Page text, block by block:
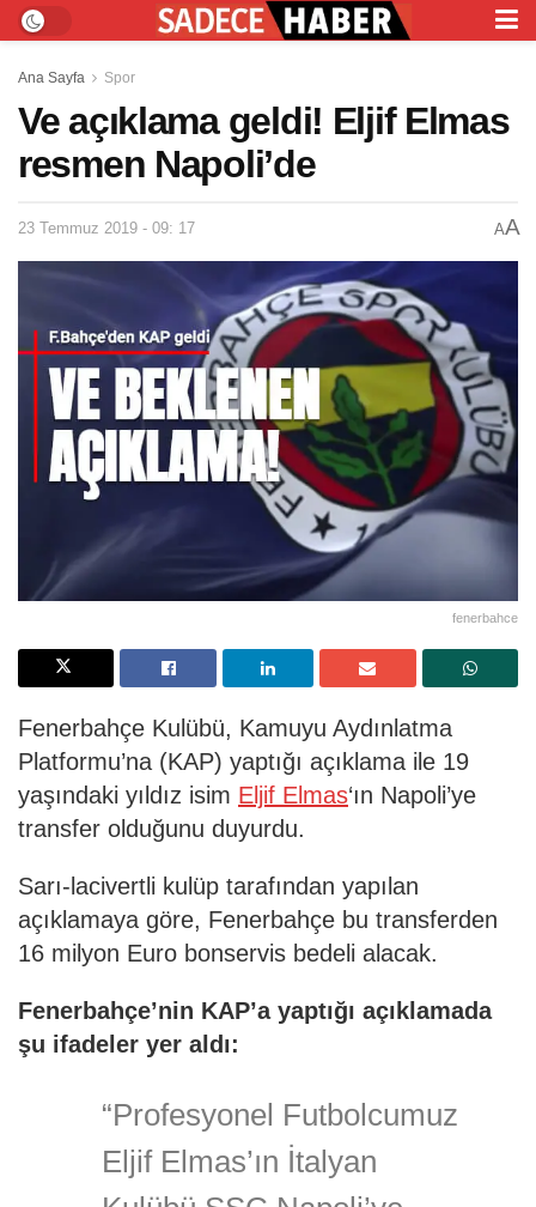
Ana Sayfa Spor
Ve açıklama geldi! Eljif Elmas
resmen Napoli’de
23 Temmuz 2019 - 09: 17 AA
fenerbahce
Fenerbahçe Kulübü, Kamuyu Aydınlatma
Platformu’na (KAP) yaptığı açıklama ile 19
yaşındaki yıldız isim Eljif Elmas‘ın Napoli’ye
transfer olduğunu duyurdu.
Sarı-lacivertli kulüp tarafından yapılan
açıklamaya göre, Fenerbahçe bu transferden
16 milyon Euro bonservis bedeli alacak.
Fenerbahçe’nin KAP’a yaptığı açıklamada
şu ifadeler yer aldı:
“Profesyonel Futbolcumuz
Eljif Elmas’ın İtalyan